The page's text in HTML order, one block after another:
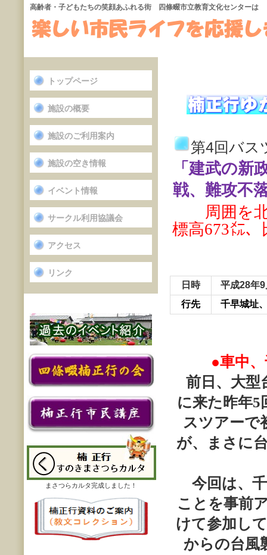
高齢者・子どもたちの笑顔あふれる街 四條畷市立教育文化センターは
第4回バス
「建武の新
戦、難攻不
周囲を
標高673㍍
日時
平成28年
行先
千早城址
●車中
前日、大型
に来た昨年5
スツアーで
が、まさに
今回は、
ことを事前
けて参加し
からの台風
トップページ
施設の概要
施設のご利用案内
施設の空き情報
イベント情報
サークル利用協議会
アクセス
リンク
まさつらカルタ完成しました！